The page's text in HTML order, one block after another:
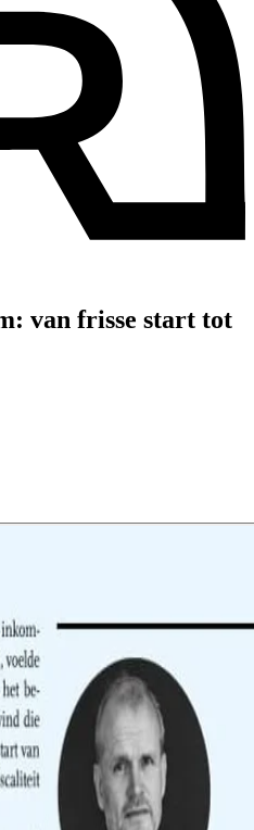
van frisse start tot